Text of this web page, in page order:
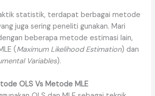
statistik, terdapat berbagai metode
juga sering peneliti gunakan. Mari
beberapa metode estimasi lain,
(Maximum Likelihood Estimation) dan
Variables).
OLS Vs Metode MLE